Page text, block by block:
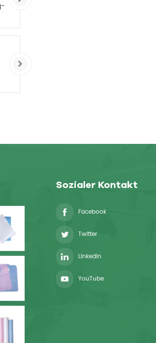
Sozialer Kontakt
Facebook
Twitter
Linkedin
YouTube